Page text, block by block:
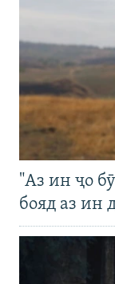
"Аз ин ҷо
бояд аз ин